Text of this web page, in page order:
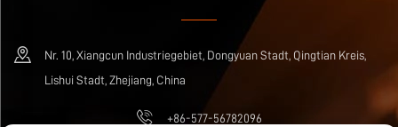
Nr. 10, Xiangcun Industriegebiet, Dongyuan Stadt, Qingtian Kreis,
Lishui Stadt, Zhejiang, China
+86-577-56782096